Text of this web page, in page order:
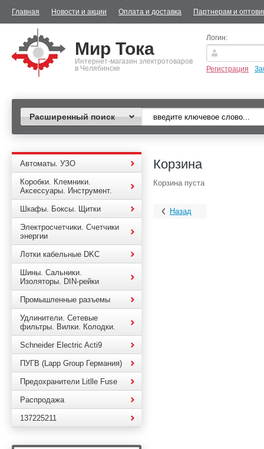
Главная Новости и акции Оплата и доставка Партнерам и
Мир Тока
Интернет-магазин электротоваров
в Челябинске
Логин:
Регистрация
Расширенный поиск
Автоматы. УЗО
Коробки. Клемники.
Аксессуары. Инструмент.
Шкафы. Боксы. Щитки
Электросчетчики. Счетчики
энергии
Лотки кабельные DKC
Шины. Сальники.
Изоляторы. DIN-рейки
Промышленные разъемы
Удлинители. Сетевые
фильтры. Вилки. Колодки.
Schneider Electric Acti9
ПУГВ (Lapp Group Германия)
Предохранители Litlle Fuse
Распродажа
137225211
Корзина
Корзина пуста
Назад